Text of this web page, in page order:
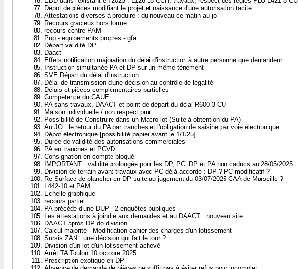
Dépot de pièces modifiant le projet et naissance d'une autorisation tacite
Attestations diverses à produire : du nouveau ce matin au jo
Recours gracieux hors forme
recours contre PAM
Pup - equipements propres - gfa
Départ validité DP
Daact
Effets notification majoration du délai d'instruction à autre personne que demandeur
Instruction simultanée PA et DP sur un même tènement
SVE Départ du délai d'instruction
Délai de transmission d'une décision au contrôle de légalité
Délais et pièces complémentaires partielles
Competence du CAUE
PA sans travaux, DAACT et point de départ du délai R600-3 CU
Maison individuelle / non respect pmr
Possibilité de Construire dans un Macro lot (Suite à obtention du PA)
Au JO : le retour du PA par tranches et l'obligation de saisine par voie électronique
Dépot électronique [possibilité papier avant le 1/1/25]
Durée de validité des autorisations commerciales
PA en tranches et PCVD
Consignation en compte bloqué
IMPORTANT : validité prolongée pour les DP, PC, DP et PA non caducs au 28/05/2025
Division de terrain avant travaux avec PC déjà accordé : DP ? PC modificatif ?
Re-Surface de plancher en DP suite au jugement du 03/07/2025 CAA de Marseille ?
L442-10 et PAM
Echelle graphique
recours partiel
PA précédé d'une DUP : 2 enquêtes publiques
Les attestations à joindre aux demandes et au DAACT : nouveau site
DAACT après DP de division
Calcul majorité - Modification cahier des charges d'un lotissement
Sursis ZAN : une décision qui fait le tour ?
Division d'un lot d'un lotissement achevé
Arrêt TA Toulon 10 octobre 2025
Prescription exotique en DP